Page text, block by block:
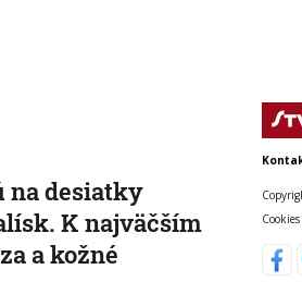
na desiatky
K najväčším
a kožné
Cookies